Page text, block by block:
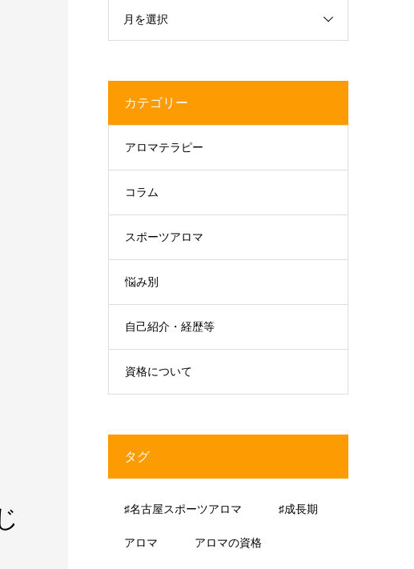
月を選択
カテゴリー
アロマテラピー
コラム
スポーツアロマ
悩み別
自己紹介・経歴等
資格について
タグ
♯名古屋スポーツアロマ ♯成長期
アロマ アロマの資格